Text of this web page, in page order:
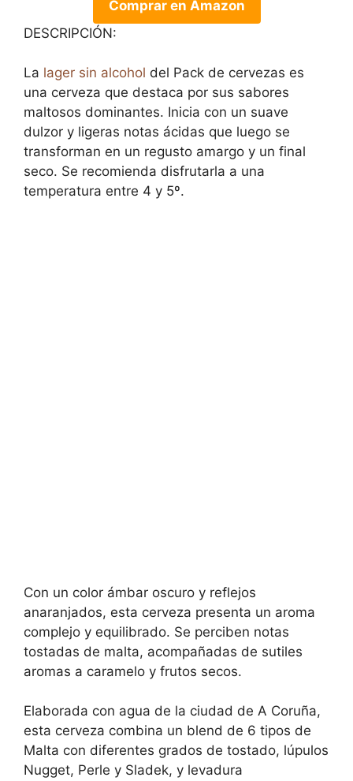
Comprar en Amazon
DESCRIPCIÓN:
La lager sin alcohol del Pack de cervezas es
una cerveza que destaca por sus sabores
maltosos dominantes. Inicia con un suave
dulzor y ligeras notas ácidas que luego se
transforman en un regusto amargo y un final
seco. Se recomienda disfrutarla a una
temperatura entre 4 y 5º.
Con un color ámbar oscuro y reflejos
anaranjados, esta cerveza presenta un aroma
complejo y equilibrado. Se perciben notas
tostadas de malta, acompañadas de sutiles
aromas a caramelo y frutos secos.
Elaborada con agua de la ciudad de A Coruña,
esta cerveza combina un blend de 6 tipos de
Malta con diferentes grados de tostado, lúpulos
Nugget, Perle y Sladek, y levadura